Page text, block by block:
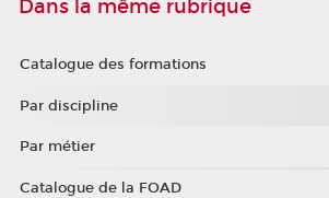
Dans la même rubrique
Catalogue des formations
Par discipline
Par métier
Catalogue de la FOAD